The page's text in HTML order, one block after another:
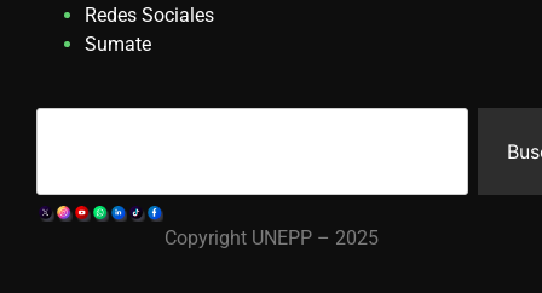
Redes Sociales
Sumate
Copyright UNEPP – 2025